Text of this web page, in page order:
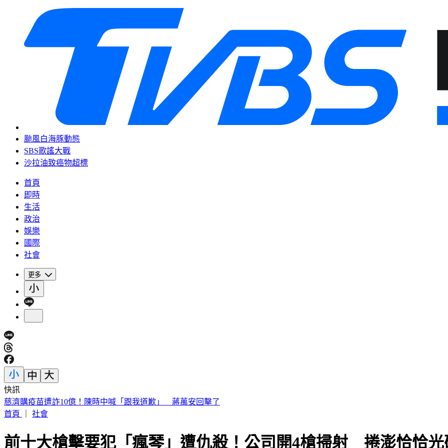
颱風白海豚動態
SBS歌謠大戰
沙拉油致癌物超標
首頁
即時
生活
政治
娛樂
國際
社會
更多
快訊
快訊／菲律賓又爆5.0地震 震源深度35公里
首頁
社會
前十大槍擊要犯「瘋琴」遭仇殺！公司開4槍掃射 捲澎恰恰光